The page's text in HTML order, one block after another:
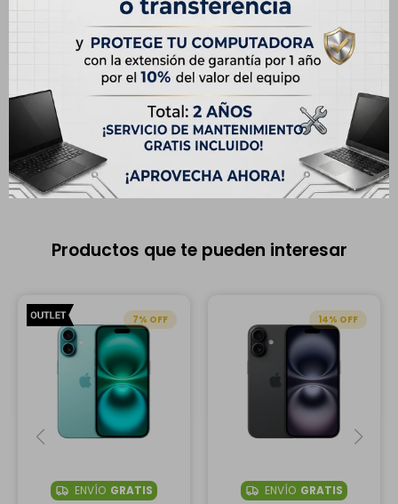
Descripción Especificaciones
El equipo puede tener cambios de componentes y cuenta con
meses de garantía
. Presenta detalles estéticos que no afectan
su funcionamiento. Puede venir sin su empaque original.
Productos que te pueden interesar
7
ENVÍO GRATIS
14
ENVÍO GRATIS